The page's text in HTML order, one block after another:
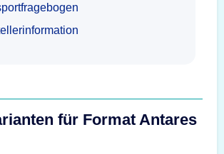
für Format Antares